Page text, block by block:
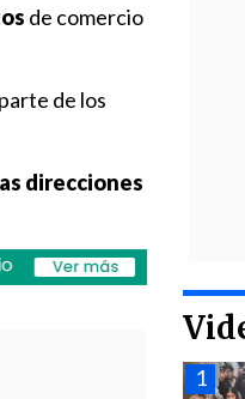
de comercio
de los
direcciones